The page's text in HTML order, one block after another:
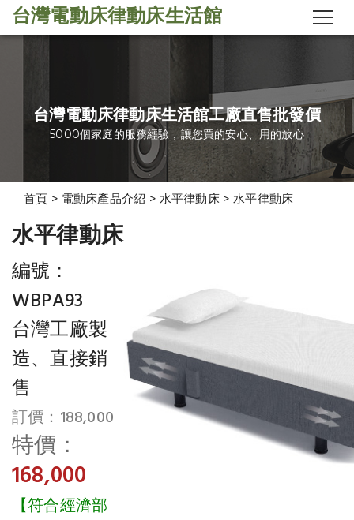
台灣電動床律動床生活館
台灣電動床律動床生活館工廠直售批發價
5000個家庭的服務經驗，讓您買的安心、用的放心
首頁 > 電動床產品介紹 > 水平律動床 > 水平律動床
水平律動床
編號：
WBPA93
台灣工廠製
造、直接銷
售
訂價：188,000
特價：
168,000
【符合經濟部